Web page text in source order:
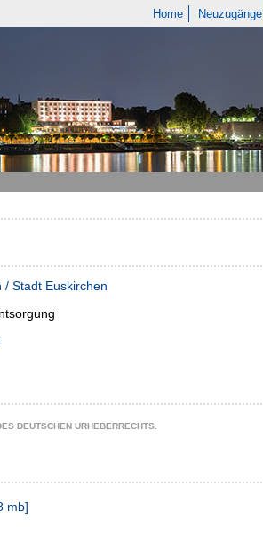
Home Neuzugänge
/ Stadt Euskirchen
DEUTSCHEN URHEBERRECHTS.
mb]